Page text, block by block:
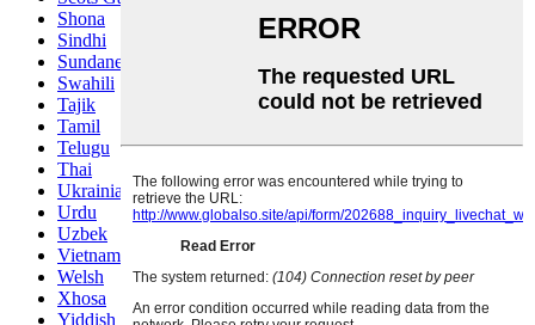
Shona
Sindhi
Sundanese
Swahili
Tajik
Tamil
Telugu
Thai
Ukrainian
Urdu
Uzbek
Vietnamese
Welsh
Xhosa
Yiddish